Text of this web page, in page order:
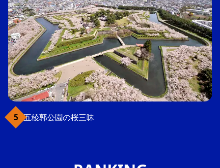
五稜郭公園の桜三昧